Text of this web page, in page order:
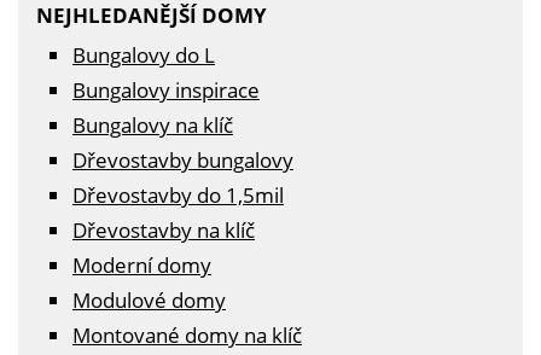
NEJHLEDANĚJŠÍ DOMY
Bungalovy do L
Bungalovy inspirace
Bungalovy na klíč
Dřevostavby bungalovy
Dřevostavby do 1,5mil
Dřevostavby na klíč
Moderní domy
Modulové domy
Montované domy na klíč